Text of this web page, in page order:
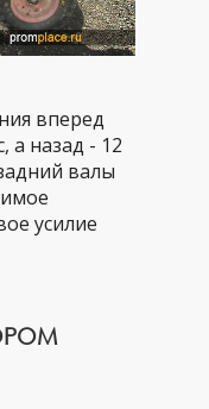
вперед
а назад - 12
валы
усилие